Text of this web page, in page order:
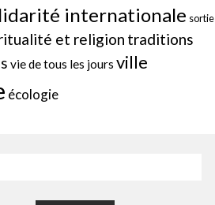
internationale sortie
et religion traditions
vie de tous les jours ville
écologie